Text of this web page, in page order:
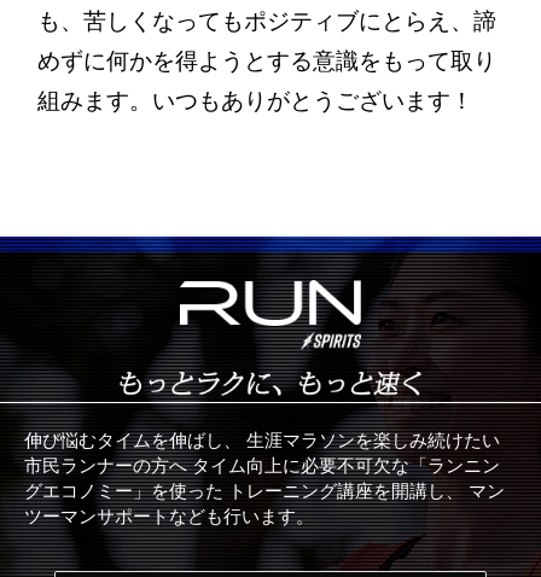
も、苦しくなってもポジティブにとらえ、諦
めずに何かを得ようとする意識をもって取り
組みます。いつもありがとうございます！
伸び悩むタイムを伸ばし、
生涯マラソンを楽しみ続けたい
市民ランナーの方へタイム向上に必要不可欠な「ランニン
グエコノミー」を使った
トレーニング講座を開講し、マン
ツーマンサポートなども行います。